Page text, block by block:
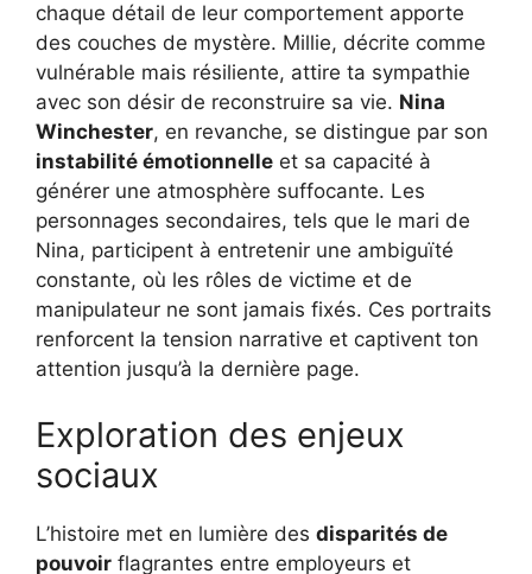
chaque détail de leur comportement apporte
des couches de mystère. Millie, décrite comme
vulnérable mais résiliente, attire ta sympathie
avec son désir de reconstruire sa vie. Nina
Winchester, en revanche, se distingue par son
instabilité émotionnelle et sa capacité à
générer une atmosphère suffocante. Les
personnages secondaires, tels que le mari de
Nina, participent à entretenir une ambiguïté
constante, où les rôles de victime et de
manipulateur ne sont jamais fixés. Ces portraits
renforcent la tension narrative et captivent ton
attention jusqu’à la dernière page.
Exploration des enjeux
sociaux
L’histoire met en lumière des disparités de
pouvoir flagrantes entre employeurs et